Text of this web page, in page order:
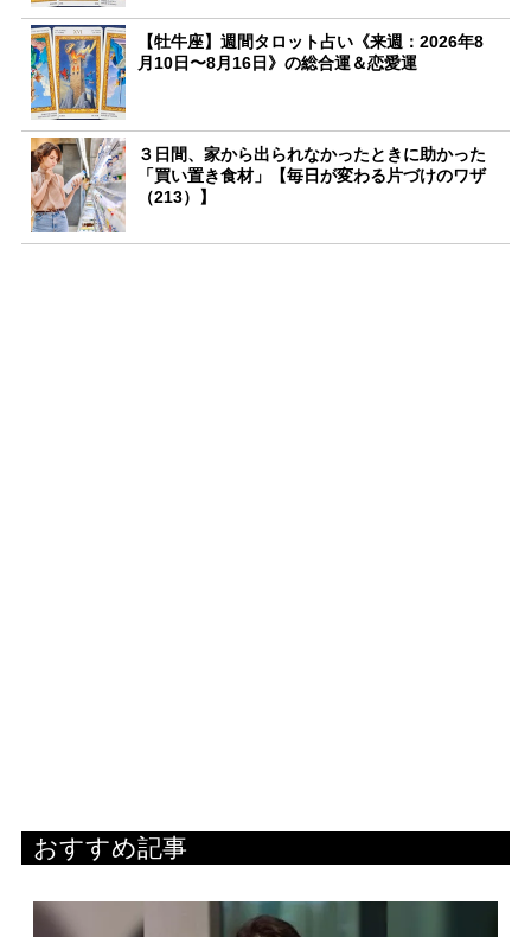
【牡牛座】週間タロット占い《来週：2026年8
月10日〜8月16日》の総合運＆恋愛運
３日間、家から出られなかったときに助かった
「買い置き食材」【毎日が変わる片づけのワザ
（213）】
おすすめ記事